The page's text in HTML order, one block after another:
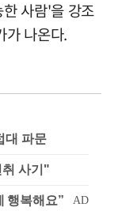
사람'을 강조
가 나온다.
대 파문
취 사기"